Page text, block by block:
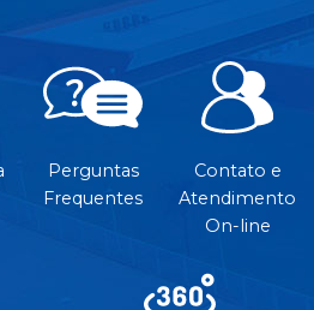
Perguntas
Frequentes
Contato e
Atendimento
On-line